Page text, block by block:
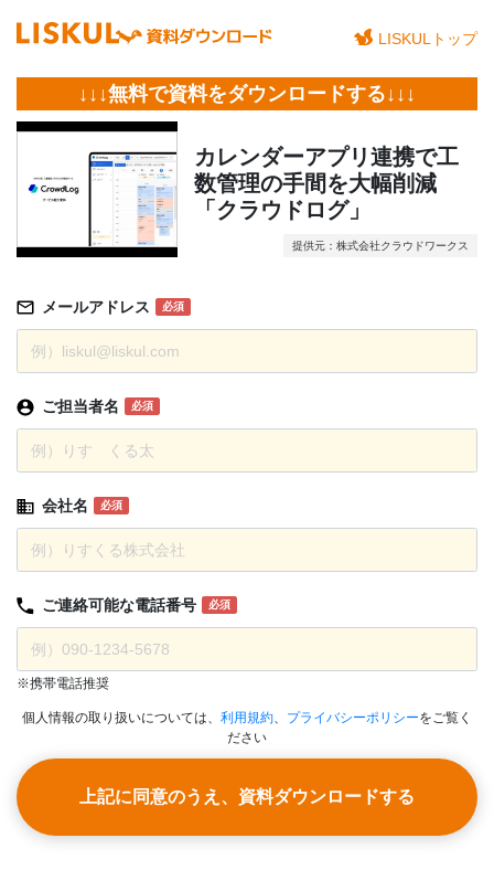
LISKULトップ
↓↓↓無料で資料をダウンロードする↓↓↓
カレンダーアプリ連携で工
数管理の手間を大幅削減
「クラウドログ」
提供元：株式会社クラウドワークス
メールアドレス 必須
ご担当者名 必須
会社名 必須
ご連絡可能な電話番号 必須
※携帯電話推奨
個人情報の取り扱いについては、 利用規約、 プライバシーポリシーをご覧く
ださい
上記に同意のうえ、資料ダウンロードする